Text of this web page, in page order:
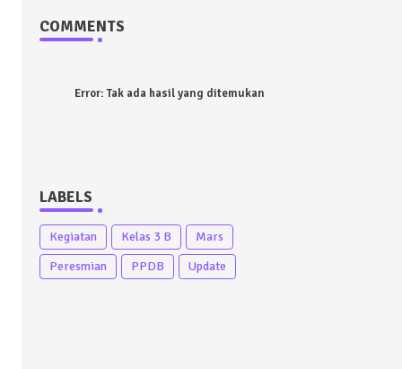
COMMENTS
Error:Tak ada hasil yang ditemukan
LABELS
Kegiatan Kelas 3 B
Mars
Peresmian
PPDB Update